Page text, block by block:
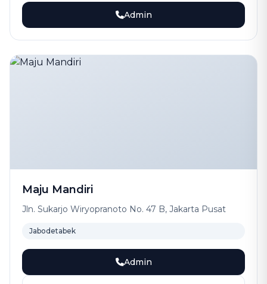
Admin
Maju Mandiri
Jln. Sukarjo Wiryopranoto No. 47 B, Jakarta Pusat
Jabodetabek
Admin